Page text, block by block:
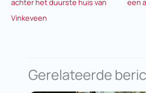
achter het duurste huis van
Vinkeveen
een
Gerelateerde